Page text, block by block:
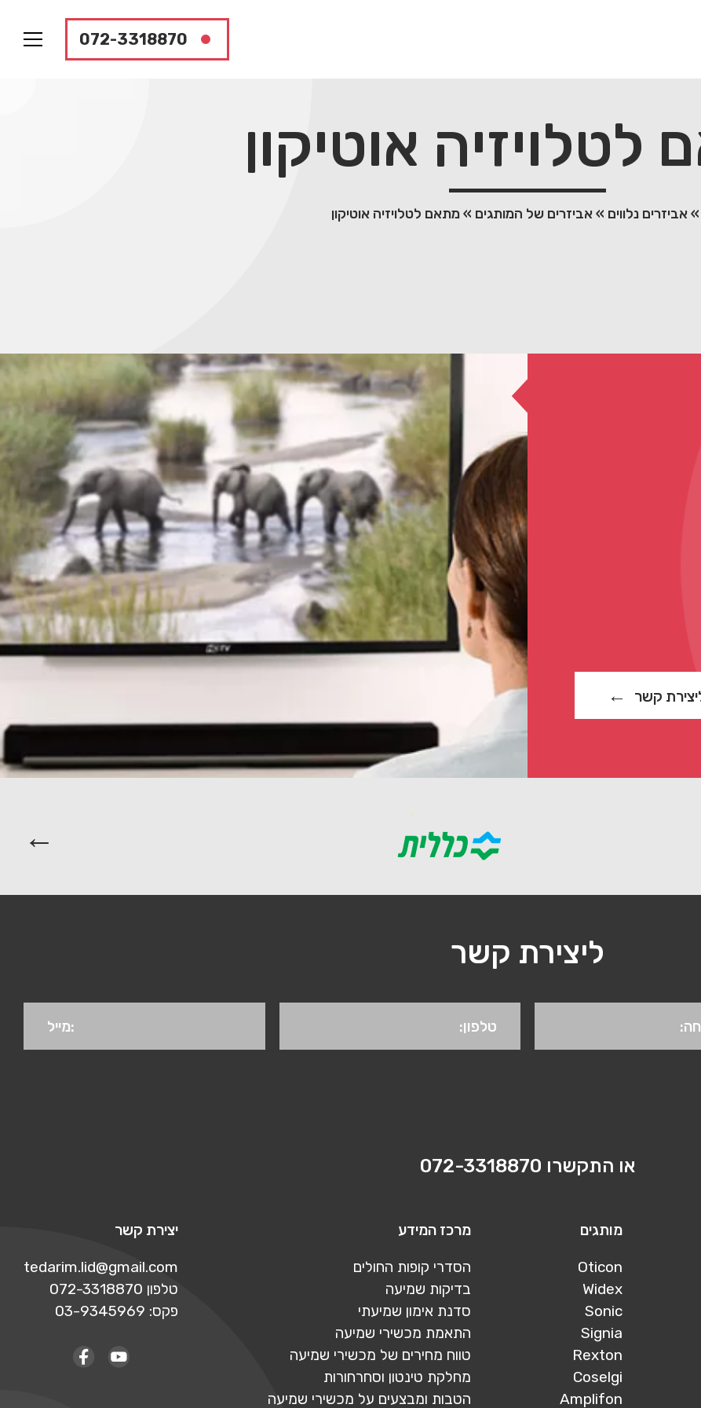
072-3318870
לטלויזיה אוטיקון
»אביזרים נלווים »אביזרים של המותגים »מתאם לטלויזיה אוטיקון
קשר
ליצירת קשר
או התקשרו 072-3318870
מותגים
Oticon
Widex
Sonic
Signia
Rexton
Coselgi
Amplifon
מרכז המידע
הסדרי קופות החולים
בדיקות שמיעה
סדנת אימון שמיעתי
התאמת מכשירי שמיעה
טווח מחירים של מכשירי שמיעה
מחלקת טינטון וסחרחורות
הטבות ומבצעים על מכשירי שמיעה
יצירת קשר
tedarim.lid@gmail.com
טלפון 072-3318870
פקס: 03-9345969